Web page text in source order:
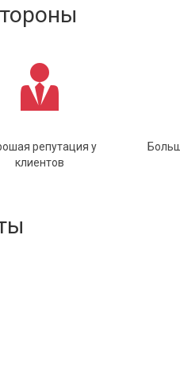
репутация у
клиентов